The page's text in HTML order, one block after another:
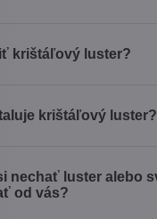
krištáľový luster?
krištáľový luster?
nechať luster alebo
od vás?